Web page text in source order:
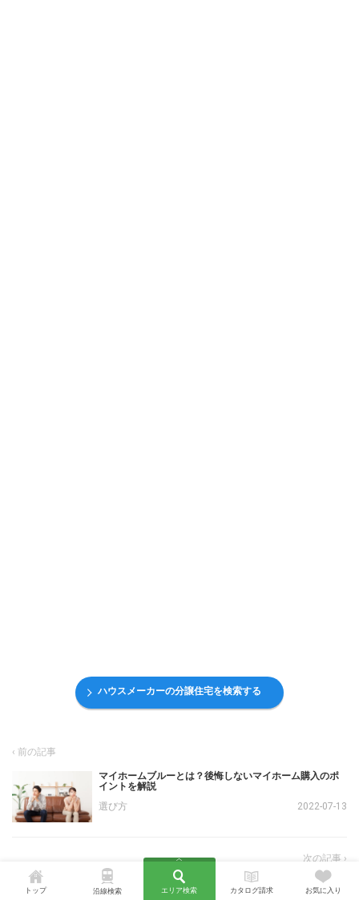
トップ 沿線検索 エリア検索 カタログ請求 お気に入り
ハウスメーカーの分譲住宅を検索する
マイホームブルーとは？後悔しないマイホーム購入のポ
イントを解説
選び方
2022-07-13
家の解体費用はいくらが相場？解体の流れと助成金・ロ
ーンの活用について